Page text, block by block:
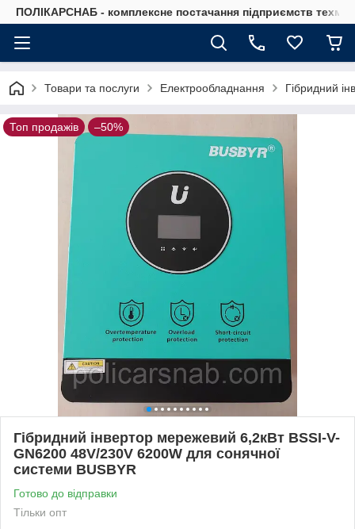
ПОЛІКАРСНАБ - комплексне постачання підприємств
Товари та послуги Електрообладнання Гібридний
Топ продажів –50%
Гібридний інвертор мережевий 6,2кВт BSSI-V-
GN6200 48V/230V 6200W для сонячної
системи BUSBYR
Готово до відправки
Тільки опт